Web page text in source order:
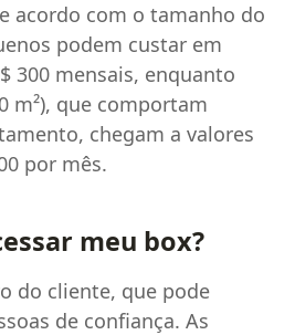
acordo com o tamanho do
podem custar em
300 mensais, enquanto
m²), que comportam
chegam a valores
por mês.
meu box?
do cliente, que pode
de confiança. As